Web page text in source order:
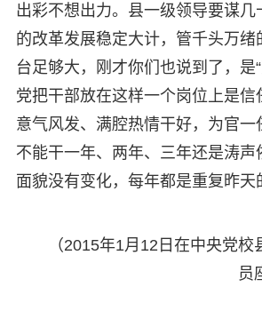
出彩不想出力。县一级领导要谋几
的改革发展稳定大计，管千头万绪
台足够大，刚才你们也说到了，是“
党把干部放在这样一个岗位上是信
意气风发、满腔热情干好，为官一
不能干一年、两年、三年还是涛声
面貌没有变化，每年都是重复昨天
（2015年1月12日在中央党
员